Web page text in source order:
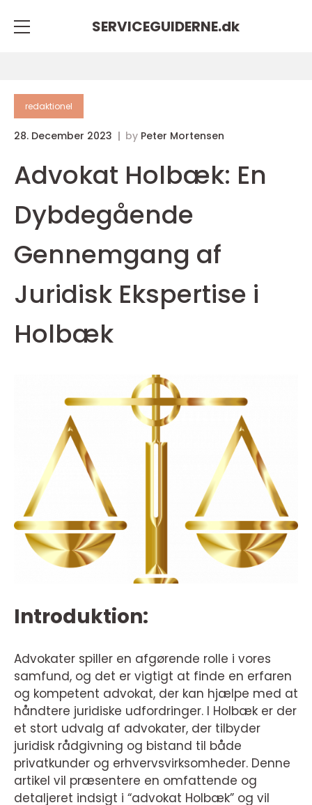
SERVICEGUIDERNE.dk
redaktionel
28. December 2023 by Peter Mortensen
Advokat Holbæk: En
Dybdegående
Gennemgang af
Juridisk Ekspertise i
Holbæk
Introduktion:
Advokater spiller en afgørende rolle i vores
samfund, og det er vigtigt at finde en erfaren
og kompetent advokat, der kan hjælpe med at
håndtere juridiske udfordringer. I Holbæk er der
et stort udvalg af advokater, der tilbyder
juridisk rådgivning og bistand til både
privatkunder og erhvervsvirksomheder. Denne
artikel vil præsentere en omfattende og
detaljeret indsigt i “advokat Holbæk” og vil